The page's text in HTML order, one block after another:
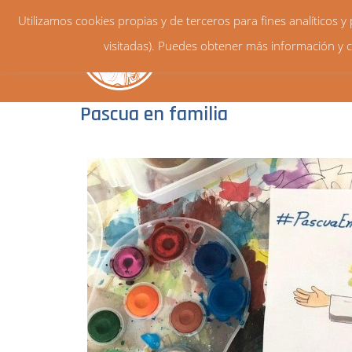
Pascua en familia
Utilizamos cookies propias y de terceros para fines analíticos
visitadas). Puedes obtener más información y